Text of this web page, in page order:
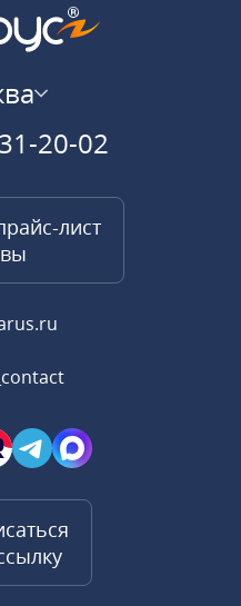
20-02
лист